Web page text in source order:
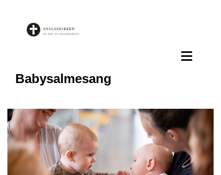
Babysalmesang